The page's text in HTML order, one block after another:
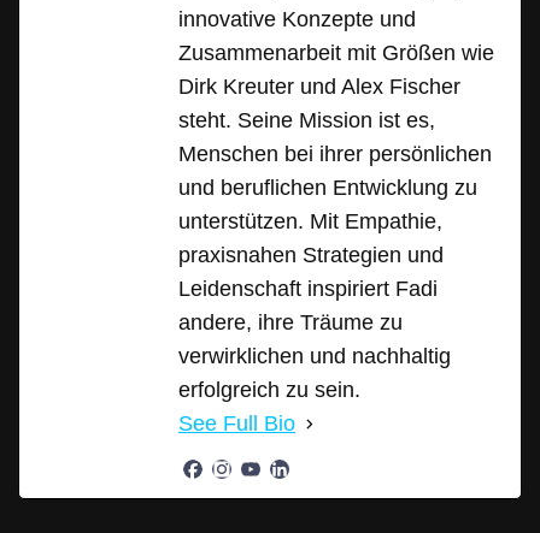
innovative Konzepte und
Zusammenarbeit mit Größen wie
Dirk Kreuter und Alex Fischer
steht. Seine Mission ist es,
Menschen bei ihrer persönlichen
und beruflichen Entwicklung zu
unterstützen. Mit Empathie,
praxisnahen Strategien und
Leidenschaft inspiriert Fadi
andere, ihre Träume zu
verwirklichen und nachhaltig
erfolgreich zu sein.
See Full Bio